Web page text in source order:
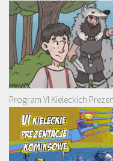
Program VI Kieleckich